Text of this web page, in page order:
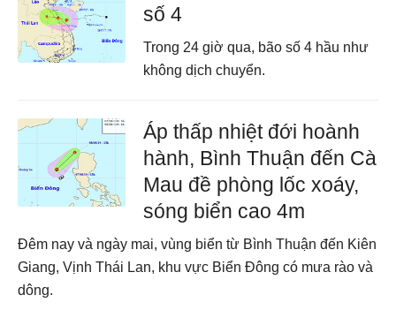
số 4
Trong 24 giờ qua, bão số 4 hầu như
không dịch chuyển.
Áp thấp nhiệt đới hoành
hành, Bình Thuận đến Cà
Mau đề phòng lốc xoáy,
sóng biển cao 4m
Đêm nay và ngày mai, vùng biển từ Bình Thuận đến Kiên
Giang, Vịnh Thái Lan, khu vực Biển Đông có mưa rào và
dông.